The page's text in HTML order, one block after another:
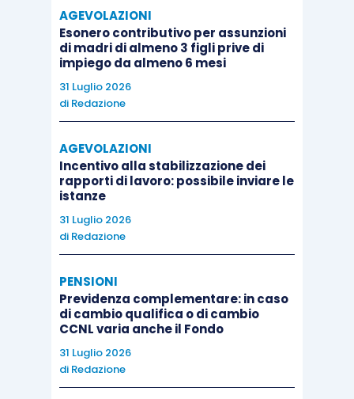
AGEVOLAZIONI
Esonero contributivo per assunzioni
di madri di almeno 3 figli prive di
impiego da almeno 6 mesi
31 Luglio 2026
di Redazione
AGEVOLAZIONI
Incentivo alla stabilizzazione dei
rapporti di lavoro: possibile inviare le
istanze
31 Luglio 2026
di Redazione
PENSIONI
Previdenza complementare: in caso
di cambio qualifica o di cambio
CCNL varia anche il Fondo
31 Luglio 2026
di Redazione